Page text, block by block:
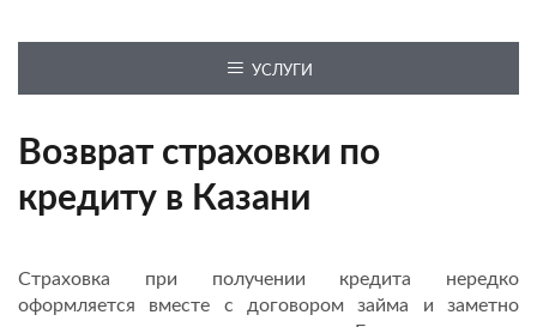
УСЛУГИ
Возврат страховки по
кредиту в Казани
Страховка при получении кредита нередко
оформляется вместе с договором займа и заметно